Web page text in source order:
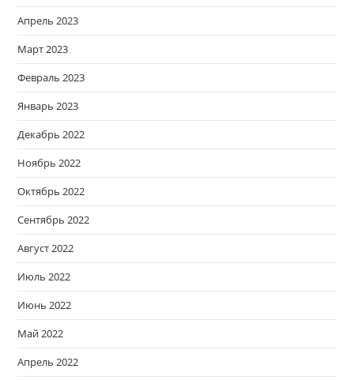
Апрель 2023
Март 2023
Февраль 2023
Январь 2023
Декабрь 2022
Ноябрь 2022
Октябрь 2022
Сентябрь 2022
Август 2022
Июль 2022
Июнь 2022
Май 2022
Апрель 2022